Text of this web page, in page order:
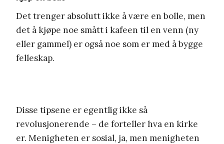
Det trenger absolutt ikke å være en bolle, men
det å kjøpe noe smått i kafeen til en venn (ny
eller gammel) er også noe som er med å bygge
felleskap.
Disse tipsene er egentlig ikke så
revolusjonerende – de forteller hva en kirke
er. Menigheten er sosial, ja, men menigheten